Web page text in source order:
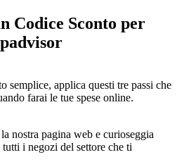
Codice Sconto per
semplice, applica questi tre passi che
farai le tue spese online.
nostra pagina web e curioseggia
i negozi del settore che ti